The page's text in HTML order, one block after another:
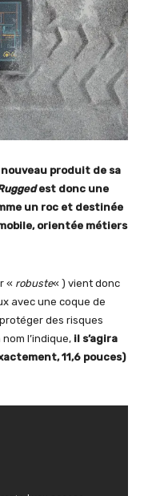
nouveau produit de sa
est donc une
un roc et destinée
orientée métiers
« robuste« ) vient donc
avec une coque de
des risques
l’indique, il s’agira
11,6 pouces)